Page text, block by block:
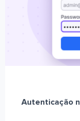
Autenticação